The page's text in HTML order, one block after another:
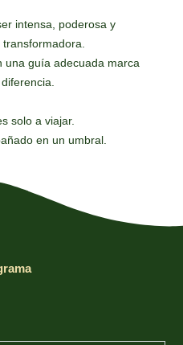
intensa, poderosa y
una guía adecuada marca
solo a viajar.
en un umbral.